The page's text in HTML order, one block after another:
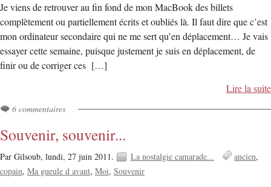
Je viens de retrouver au fin fond de mon MacBook des billets
complètement ou partiellement écrits et oubliés là. Il faut dire que c’est
mon ordinateur secondaire qui ne me sert qu’en déplacement… Je vais
essayer cette semaine, puisque justement je suis en déplacement, de
finir ou de corriger ces […]
Lire la suite
6 commentaires
Souvenir, souvenir...
Par Gilsoub, lundi, 27 juin 2011. La nostalgie camarade...
ancien
copain Ma gueule d avant Moi Souvenir